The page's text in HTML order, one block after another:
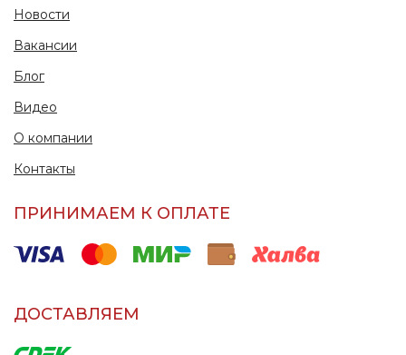
Новости
Вакансии
Блог
Видео
О компании
Контакты
ПРИНИМАЕМ К ОПЛАТЕ
ДОСТАВЛЯЕМ